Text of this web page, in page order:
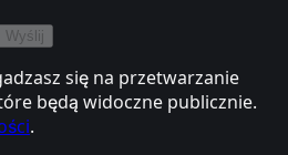
Wyślij
się na przetwarzanie
będą widoczne publicznie.
.